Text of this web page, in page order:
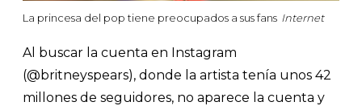
La princesa del pop tiene preocupados a sus fans Internet
Al buscar la cuenta en Instagram
(@britneyspears), donde la artista tenía unos 42
millones de seguidores, no aparece la cuenta y